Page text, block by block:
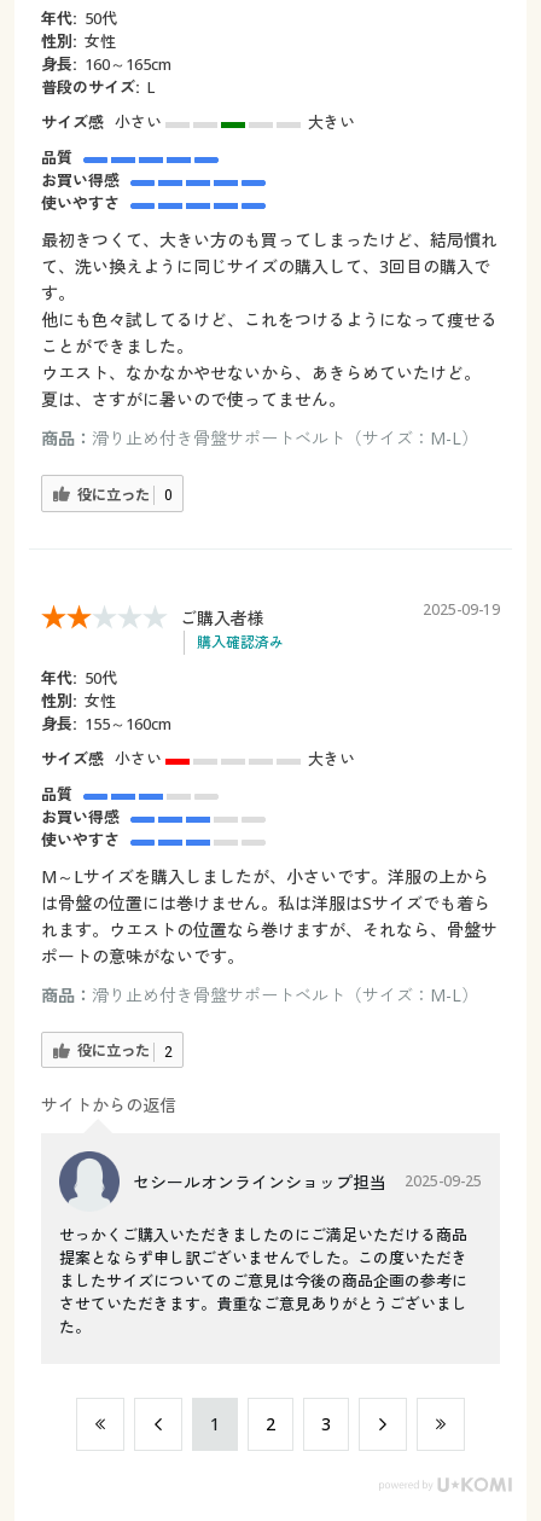
年代: 50代
性別: 女性
身長: 160～165cm
普段のサイズ: L
サイズ感 小さい
大きい
品質
お買い得感
使いやすさ
最初きつくて、大きい方のも買ってしまったけど、結局慣れ
て、洗い換えように同じサイズの購入して、3回目の購入で
す。
他にも色々試してるけど、これをつけるようになって痩せる
ことができました。
ウエスト、なかなかやせないから、あきらめていたけど。
夏は、さすがに暑いので使ってません。
商品： 滑り止め付き骨盤サポートベルト（サイズ：M-L）
役に立った 0
ご購入者様
購入確認済み
2025-09-19
年代: 50代
性別: 女性
身長: 155～160cm
サイズ感 小さい
大きい
品質
お買い得感
使いやすさ
M～Lサイズを購入しましたが、小さいです。洋服の上から
は骨盤の位置には巻けません。私は洋服はSサイズでも着ら
れます。ウエストの位置なら巻けますが、それなら、骨盤サ
ポートの意味がないです。
商品： 滑り止め付き骨盤サポートベルト（サイズ：M-L）
役に立った 2
サイトからの返信
セシールオンラインショップ担当 2025-09-25
せっかくご購入いただきましたのにご満足いただける商品
提案とならず申し訳ございませんでした。この度いただき
ましたサイズについてのご意見は今後の商品企画の参考に
させていただきます。貴重なご意見ありがとうございまし
た。
​1 ​2 ​3